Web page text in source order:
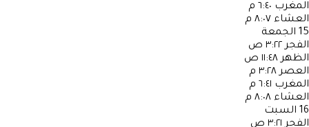
المغرب ٦:٤٠ م
العشاء ٨:٠٧ م
15 الجمعة
الفجر ٣:٢٢ ص
الظهر ١١:٤٨ ص
العصر ٣:٢٨ م
المغرب ٦:٤١ م
العشاء ٨:٠٨ م
16 السبت
الفجر ٣:٢١ ص